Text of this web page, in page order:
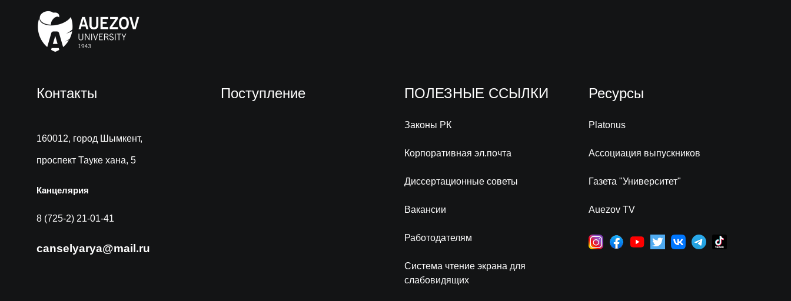
Контакты
160012, город Шымкент,
проспект Тауке хана, 5
Канцелярия
8 (725-2) 21-01-41
canselyarya@mail.ru
Поступление ПОЛЕЗНЫЕ ССЫЛКИ
Законы РК
Корпоративная эл.почта
Диссертационные советы
Вакансии
Работодателям
Система чтение экрана для
слабовидящих
Ресурсы
Platonus
Ассоциация выпускников
Газета "Университет"
Auezov TV